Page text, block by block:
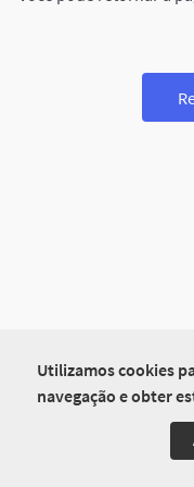
Utilizamos cookies
navegação e obter